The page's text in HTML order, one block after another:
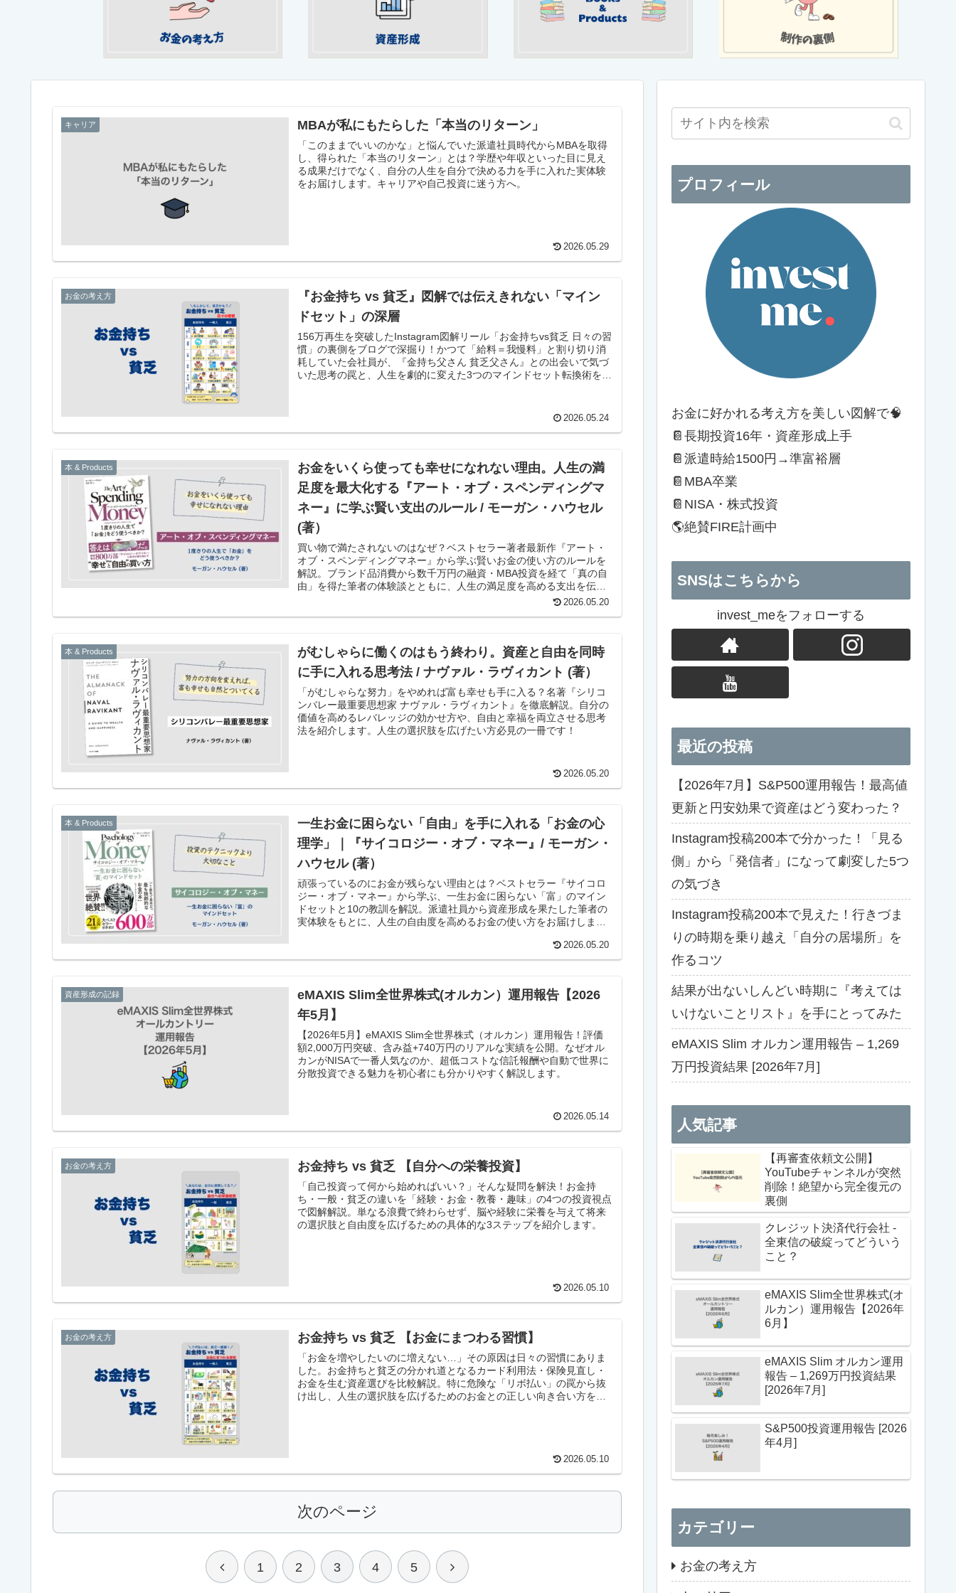
キャリア MBAが私にもたらした「本当のリターン」
「このままでいいのかな」と悩んでいた派遣社員時代からMBAを取得
し、得られた「本当のリターン」とは？学歴や年収といった目に見え
る成果だけでなく、自分の人生を自分で決める力を手に入れた実体験
をお届けします。キャリアや自己投資に迷う方へ。
2026.05.29
お金の考え方
『お金持ち vs 貧乏』図解では伝えきれない「マイン
ドセット」の深層
156万再生を突破したInstagram図解リール「お金持ちvs貧乏 日々の習
慣」の裏側をブログで深掘り！かつて「給料＝我慢料」と割り切り消
耗していた会社員が、『金持ち父さん 貧乏父さん』との出会いで気づ
いた思考の罠と、人生を劇的に変えた3つのマインドセット転換術を明
2026.05.24
本 & Products
お金をいくら使っても幸せになれない理由。人生の満
足度を最大化する『アート・オブ・スペンディングマ
ネー』に学ぶ賢い支出のルール / モーガン・ハウセル
(著）
買い物で満たされないのはなぜ？ベストセラー著者最新作『アート・
オブ・スペンディングマネー』から学ぶ賢いお金の使い方のルールを
解説。ブランド品消費から数千万円の融資・MBA投資を経て「真の自
由」を得た筆者の体験談とともに、人生の満足度を高める支出を伝授
2026.05.20
本 & Products
がむしゃらに働くのはもう終わり。資産と自由を同時
に手に入れる思考法 / ナヴァル・ラヴィカント (著）
「がむしゃらな努力」をやめれば富も幸せも手に入る？名著『シリコ
ンバレー最重要思想家 ナヴァル・ラヴィカント』を徹底解説。自分の
価値を高めるレバレッジの効かせ方や、自由と幸福を両立させる思考
法を紹介します。人生の選択肢を広げたい方必見の一冊です！
2026.05.20
本 & Products
一生お金に困らない「自由」を手に入れる「お金の心
理学」｜『サイコロジー・オブ・マネー』/ モーガン・
ハウセル (著）
頑張っているのにお金が残らない理由とは？ベストセラー『サイコロ
ジー・オブ・マネー』から学ぶ、一生お金に困らない「富」のマイン
ドセットと10の教訓を解説。派遣社員から資産形成を果たした筆者の
実体験をもとに、人生の自由度を高めるお金の使い方をお届けしま
2026.05.20
資産形成の記録
eMAXIS Slim全世界株式(オルカン）運用報告【2026
年5月】
【2026年5月】eMAXIS Slim全世界株式（オルカン）運用報告！評価
額2,000万円突破、含み益+740万円のリアルな実績を公開。なぜオル
カンがNISAで一番人気なのか、超低コストな信託報酬や自動で世界に
分散投資できる魅力を初心者にも分かりやすく解説します。
2026.05.14
お金の考え方 お金持ち vs 貧乏 【自分への栄養投資】
「自己投資って何から始めればいい？」そんな疑問を解決！お金持
ち・一般・貧乏の違いを「経験・お金・教養・趣味」の4つの投資視点
で図解解説。単なる浪費で終わらせず、脳や経験に栄養を与えて将来
の選択肢と自由度を広げるための具体的な3ステップを紹介します。
2026.05.10
お金の考え方 お金持ち vs 貧乏 【お金にまつわる習慣】
「お金を増やしたいのに増えない…」その原因は日々の習慣にありま
した。お金持ちと貧乏の分かれ道となるカード利用法・保険見直し・
お金を生む資産選びを比較解説。特に危険な「リボ払い」の罠から抜
け出し、人生の選択肢を広げるためのお金との正しい向き合い方を伝
2026.05.10
次のページ
前 1 2 3 4 5 次
プロフィール
お金に好かれる考え方を美しい図解で🧠
📔長期投資16年・資産形成上手
📔派遣時給1500円→準富裕層
📔MBA卒業
📔NISA・株式投資
🌎絶賛FIRE計画中
SNSはこちらから
invest_meをフォローする
最近の投稿
【2026年7月】S&P500運用報告！最高値
更新と円安効果で資産はどう変わった？
Instagram投稿200本で分かった！「見る
側」から「発信者」になって劇変した5つ
の気づき
Instagram投稿200本で見えた！行きづま
りの時期を乗り越え「自分の居場所」を
作るコツ
結果が出ないしんどい時期に『考えては
いけないことリスト』を手にとってみた
eMAXIS Slim オルカン運用報告 – 1,269
万円投資結果 [2026年7月]
人気記事
【再審査依頼文公開】
YouTubeチャンネルが突然
削除！絶望から完全復元の
裏側
クレジット決済代行会社 -
全東信の破綻ってどういう
こと？
eMAXIS Slim全世界株式(オ
ルカン）運用報告【2026年
6月】
eMAXIS Slim オルカン運用
報告 – 1,269万円投資結果
[2026年7月]
S&P500投資運用報告 [2026
年4月]
カテゴリー
お金の考え方